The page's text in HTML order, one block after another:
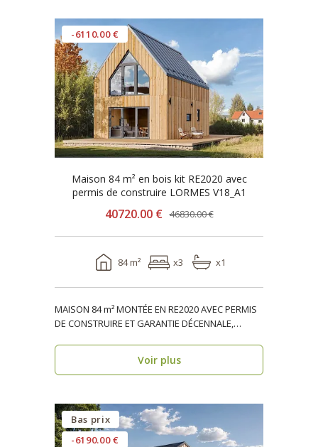
-6110.00 €
Maison 84 m² en bois kit RE2020 avec
permis de construire LORMES V18_A1
40720.00 € 46830.00 €
84 m² x3 x1
MAISON 84 m² MONTÉE EN RE2020 AVEC PERMIS
DE CONSTRUIRE ET GARANTIE DÉCENNALE,
Voir plus
Bas prix
-6190.00 €